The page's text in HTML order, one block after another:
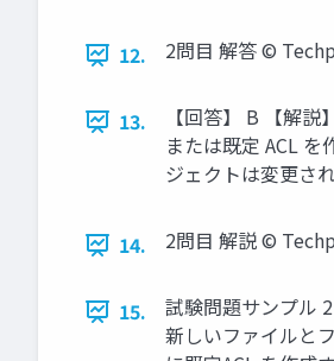
12. 2問目 解答 ©
13.
【回答】 B 【解
または既定 ACL
ジェクトは変更さ
14. 2問目 解説 ©
15.
試験問題サンプル
新しいファイルと